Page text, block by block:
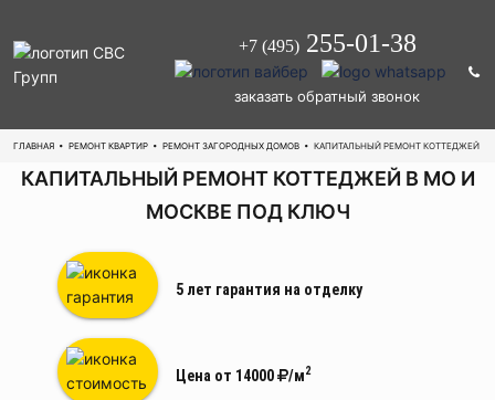
+7 (495)255-01-38
заказать обратный звонок
ГЛАВНАЯ • РЕМОНТ КВАРТИР • РЕМОНТ ЗАГОРОДНЫХ ДОМОВ • КАПИТАЛЬНЫЙ РЕМОНТ КОТТЕДЖЕЙ
КАПИТАЛЬНЫЙ РЕМОНТ КОТТЕДЖЕЙ В МО И
МОСКВЕ ПОД КЛЮЧ
5 лет гарантия на отделку
Цена от 14000 /м2